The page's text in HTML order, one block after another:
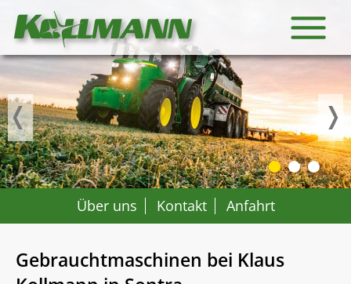
@ John Deere
Über uns Kontakt Anfahrt
Gebrauchtmaschinen bei Klaus